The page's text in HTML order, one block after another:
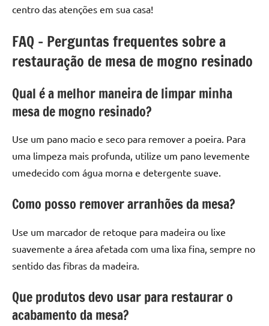
centro das atenções em sua casa!
FAQ – Perguntas frequentes sobre a
restauração de mesa de mogno resinado
Qual é a melhor maneira de limpar minha
mesa de mogno resinado?
Use um pano macio e seco para remover a poeira. Para
uma limpeza mais profunda, utilize um pano levemente
umedecido com água morna e detergente suave.
Como posso remover arranhões da mesa?
Use um marcador de retoque para madeira ou lixe
suavemente a área afetada com uma lixa fina, sempre no
sentido das fibras da madeira.
Que produtos devo usar para restaurar o
acabamento da mesa?